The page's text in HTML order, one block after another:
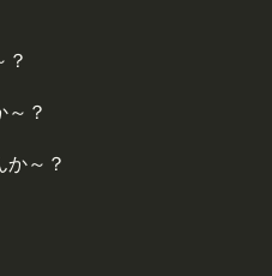
？
～？
～？